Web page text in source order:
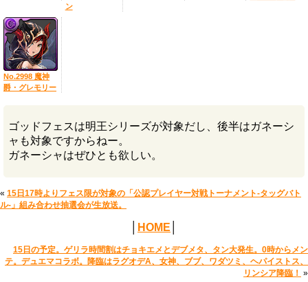
ン
No.2998 魔神
爵・グレモリー
ゴッドフェスは明王シリーズが対象だし、後半はガネーシ
ャも対象ですからねー。
ガネーシャはぜひとも欲しい。
« 15日17時よりフェス限が対象の「公認プレイヤー対戦トーナメント-タッグバト
ル-」組み合わせ抽選会が生放送。
HOME
15日の予定。ゲリラ時間割はチョキエメとデブメタ、タン大発生。0時からメン
テ。デュエマコラボ。降臨はラグオデA、女神、ブブ、ワダツミ、ヘパイストス、
リンシア降臨！ »